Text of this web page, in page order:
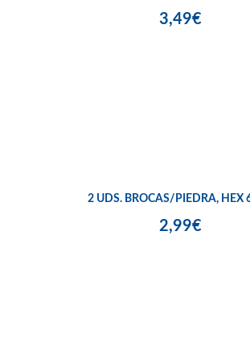
3,49€
2 UDS. BROCAS/PIEDRA, HEX
2,99€